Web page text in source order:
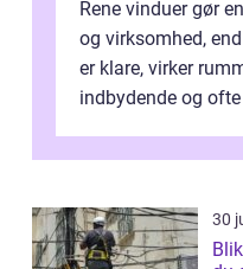
Rene vinduer gør
og virksomhed,
er klare, virker
indbydende og
30